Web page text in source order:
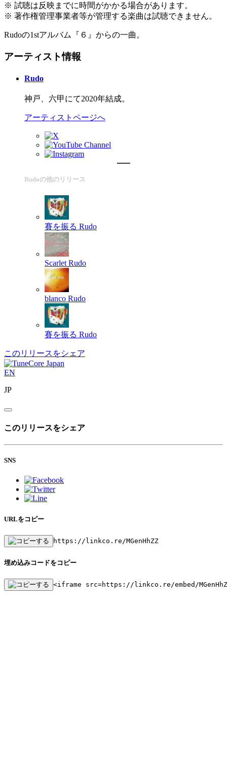
※ 試聴は反映までに時間がかかる場合があります。
※ 著作権管理事業者等が管理する楽曲は試聴できません。
Rudoの1stアルバム『６』からの一曲。
アーティスト情報
Rudo
神戸、六甲にて2020年結成。
アーティストページへ
Rudoの他のリリース
賽を振る Rudo
Scarlet Rudo
blanco Rudo
賽を振る Rudo
このリリースをシェア
EN
JP
このリリースをシェア
SNS
URLをコピー
https://linkco.re/MGenHhZZ
埋め込みコードをコピー
<iframe src=https://linkco.re/embed/